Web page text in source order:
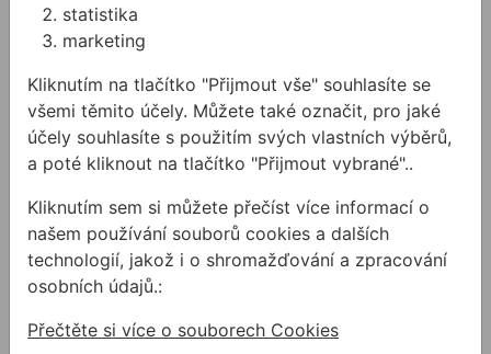
Na skladě
Nosič desek UNI
Ruční nosiče různých typů
Nosič různých typů desek,
statistika
marketing
Kliknutím na tlačítko "Přijmout vše" souhlasíte se
všemi těmito účely. Můžete také označit, pro jaké
účely souhlasíte s použitím svých vlastních výběrů,
a poté kliknout na tlačítko "Přijmout vybrané"..
Kliknutím sem si můžete přečíst více informací o
našem používání souborů cookies a dalších
technologií, jakož i o shromažďování a zpracování
osobních údajů.:
Přečtěte si více o souborech Cookies